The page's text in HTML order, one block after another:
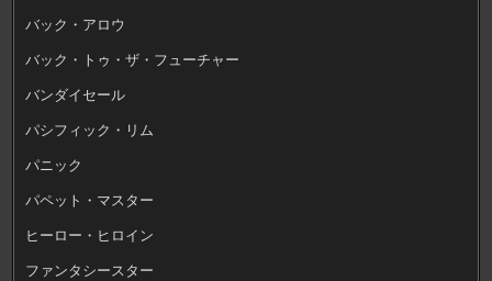
バック・アロウ
バック・トゥ・ザ・フューチャー
バンダイセール
パシフィック・リム
パニック
パペット・マスター
ヒーロー・ヒロイン
ファンタシースター